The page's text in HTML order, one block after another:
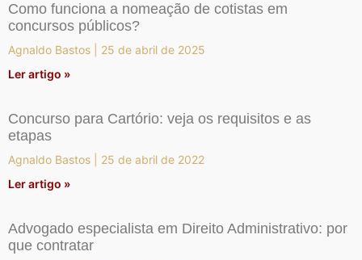
Como funciona a nomeação de cotistas em
concursos públicos?
Agnaldo Bastos
25 de abril de 2025
Ler artigo »
Concurso para Cartório: veja os requisitos e as
etapas
Agnaldo Bastos
25 de abril de 2022
Ler artigo »
Advogado especialista em Direito Administrativo: por
que contratar